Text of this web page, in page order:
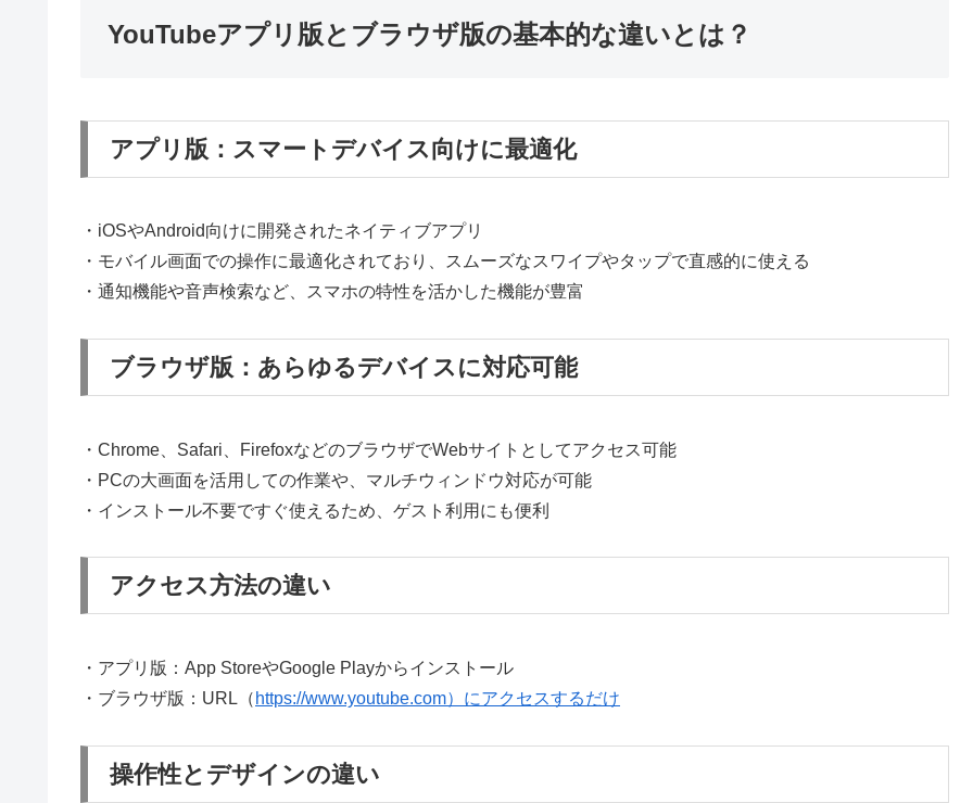
YouTubeアプリ版とブラウザ版の基本的な違いとは？
アプリ版：スマートデバイス向けに最適化
・iOSやAndroid向けに開発されたネイティブアプリ
・モバイル画面での操作に最適化されており、スムーズなスワイプやタップで直感的に使える
・通知機能や音声検索など、スマホの特性を活かした機能が豊富
ブラウザ版：あらゆるデバイスに対応可能
・Chrome、Safari、FirefoxなどのブラウザでWebサイトとしてアクセス可能
・PCの大画面を活用しての作業や、マルチウィンドウ対応が可能
・インストール不要ですぐ使えるため、ゲスト利用にも便利
アクセス方法の違い
・アプリ版：App StoreやGoogle Playからインストール
・ブラウザ版：URL（ https://www.youtube.com）にアクセスするだけ
操作性とデザインの違い